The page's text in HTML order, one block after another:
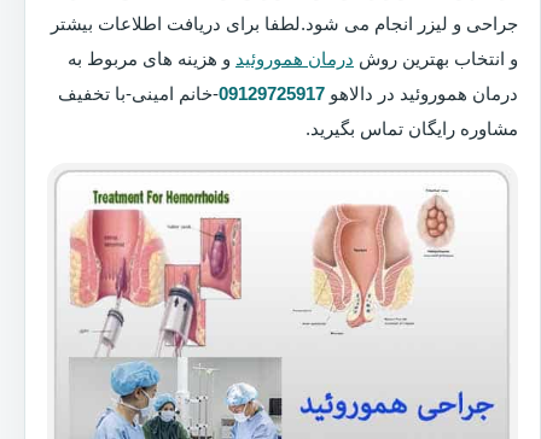
جراحی و لیزر انجام می شود.لطفا برای دریافت اطلاعات بیشتر
و انتخاب بهترین روش درمان هموروئید و هزینه های مربوط به
درمان هموروئید در دالاهو 09129725917-خانم امینی-با تخفیف
مشاوره رایگان تماس بگیرید.